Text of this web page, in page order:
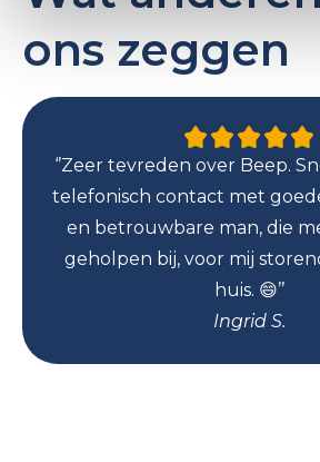
ons zeggen
‘’Zeer tevreden over Beep.
telefonisch contact met
en betrouwbare man, die
geholpen bij, voor mij
huis. 😄’’
Ingrid S.